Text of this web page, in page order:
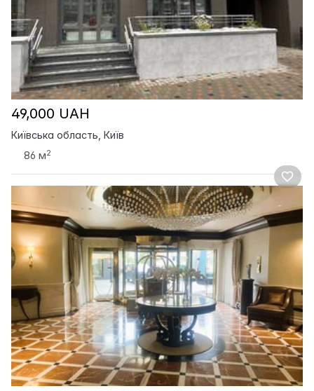
49,000 UAH
Київська область, Київ
86 м2